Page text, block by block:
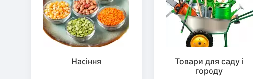
Насіння
Товари для саду і
городу